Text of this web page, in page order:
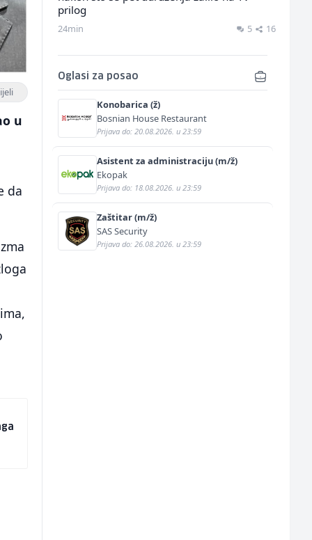
u
da
prilog
24min 5 16
Oglasi za posao
Konobarica (ž)
Bosnian House Restaurant
Prijava do: 20.08.2026. u 23:59
Asistent za administraciju (m/ž)
Ekopak
Prijava do: 18.08.2026. u 23:59
Zaštitar (m/ž)
SAS Security
Prijava do: 26.08.2026. u 23:59